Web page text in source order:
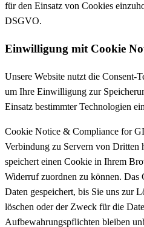
für den Einsatz von Cookies
DSGVO.
Einwilligung mit Cookie
Unsere Website nutzt die
um Ihre Einwilligung zur
Einsatz bestimmter Technologien
Cookie Notice & Compliance for
Verbindung zu Servern von
speichert einen Cookie in Ihrem
Widerruf zuordnen zu können.
Daten gespeichert, bis Sie uns zur
löschen oder der Zweck für die
Aufbewahrungspflichten bleiben